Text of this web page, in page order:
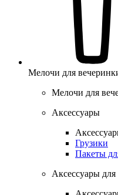
Мелочи для
Мелочи для
Аксессуары
Грузики
Пакеты
Аксессуары для